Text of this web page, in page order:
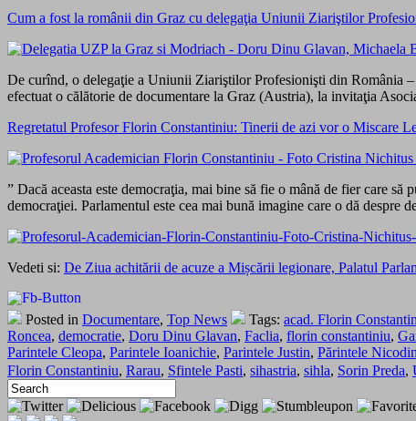
Cum a fost la românii din Graz cu delegaţia Uniunii Ziariştilor
De curînd, o delegaţie a Uniunii Ziariştilor Profesionişti din România
efectuat o călătorie de documentare la Graz (Austria), la invitaţia
Regretatul Profesor Florin Constantiniu: Tinerii de azi vor o Miscare
” Dacă aceasta este democraţia, mai bine să fie o mână de fier care
democraţiei. Parlamentul este cea mai bună imagine care o dă despre
Vedeti si: De Ziua achitării de acuze a Mișcării legionare, Palatul
Posted in Documentare, Top News Tags: acad. Florin
Roncea, democratie, Doru Dinu Glavan, Faclia, florin constantiniu,
Parintele Cleopa, Parintele Ioanichie, Parintele Justin, Părintele Nicodin
Florin Constantiniu, Rarau, Sfintele Pasti, sihastria, sihla, Sorin Preda,